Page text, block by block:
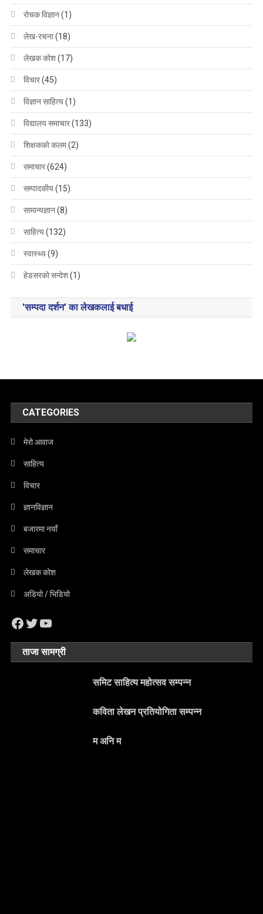
रोचक विज्ञान(1)
लेख-रचना(18)
लेखक कोश(17)
विचार(45)
विज्ञान साहित्य(1)
विद्यालय समाचार(133)
शिक्षककाे कलम(2)
समाचार(624)
सम्पादकीय(15)
सामान्यज्ञान(8)
साहित्य(132)
स्वास्थ्य(9)
हेडसरकाे सन्देश(1)
'सम्पदा दर्शन' का लेखकलाई बधाई
CATEGORIES
मेरो आवाज
साहित्य
विचार
ज्ञानविज्ञान
बजारमा नयाँ
समाचार
लेखक कोश
अडियो / भिडियो
Facebook
Twitter
YouTube
ताजा सामग्री
समिट साहित्य महोत्सव सम्पन्न
कविता लेखन प्रतियोगिता सम्पन्न
म अनि म